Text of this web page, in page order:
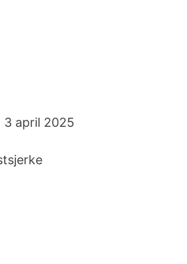
3 april 2025